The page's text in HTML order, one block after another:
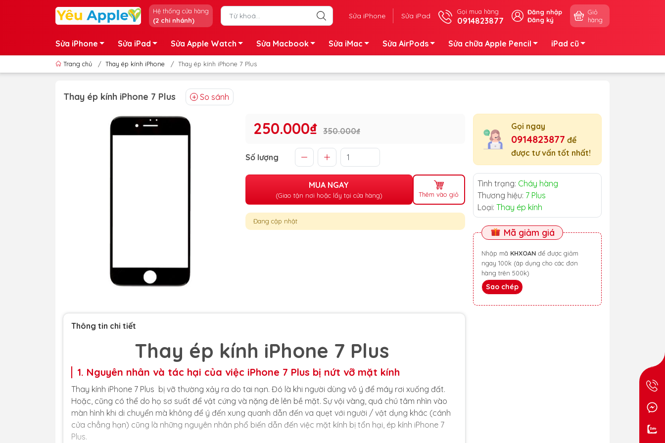
Hệ thống cửa hàng
(2 chi nhánh)
Sửa iPhone Sửa iPad Gọi mua hàng
0914823877
Đăng nhập
Đăng ký
Giỏ
hàng
Sửa iPhone Sửa iPad Sửa Apple Watch Sửa Macbook Sửa iMac Sửa AirPods Sửa chữa Apple Pencil iPad cũ
Trang chủ / Thay ép kính iPhone / Thay ép kính iPhone 7 Plus
Thay ép kính iPhone 7 Plus So sánh
250.000₫ 350.000₫
Số lượng
MUA NGAY
(Giao tận nơi hoặc lấy tại cửa hàng) Thêm vào giỏ
Đang cập nhật
Gọi ngay
0914823877 để
được tư vấn tốt nhất!
Tình trạng: Cháy hàng
Thương hiệu: 7 Plus
Loại: Thay ép kính
Mã giảm giá
Nhập mã KHXOAN
ngay 100k (áp dụng cho các đơn
hàng trên 500k)
Sao chép
Thông tin chi tiết
Thay ép kính iPhone 7 Plus
1. Nguyên nhân và tác hại của việc iPhone 7 Plus bị nứt vỡ mặt kính
Thay kính iPhone 7 Plus bị vỡ thường xảy ra do tai nạn. Đó là khi người dùng vô ý để máy rơi xuống đất.
Hoặc, cũng có thể do họ sơ suất để vật cứng và nặng đè lên bề mặt. Sự vội vàng, quá chú tâm nhìn vào
màn hình khi di chuyển mà không để ý đến xung quanh dẫn đến va quẹt với người / vật dụng khác (cánh
cửa chẳng hạn) cũng là những nguyên nhân phổ biến dẫn đến việc mặt kính bị tổn hại, ép kính iPhone 7
Plus.